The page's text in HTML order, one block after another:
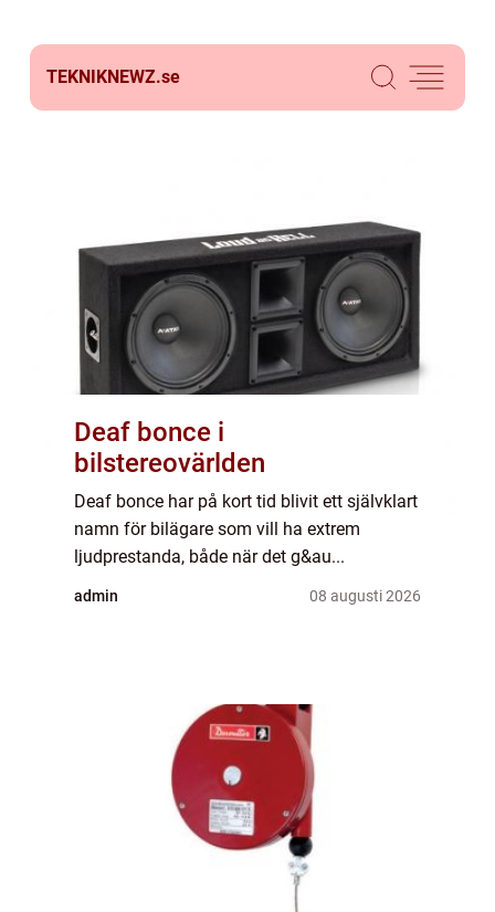
TEKNIKNEWZ.se
Deaf bonce i
bilstereovärlden
Deaf bonce har på kort tid blivit ett självklart
namn för bilägare som vill ha extrem
ljudprestanda, både när det g&au...
admin 08 augusti 2026